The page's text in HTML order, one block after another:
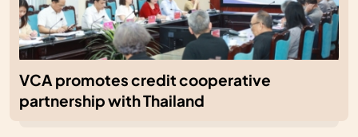
VCA promotes credit cooperative
partnership with Thailand